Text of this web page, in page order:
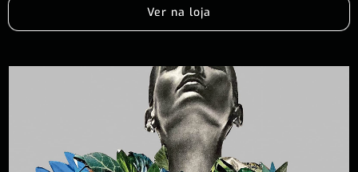
Ver na loja